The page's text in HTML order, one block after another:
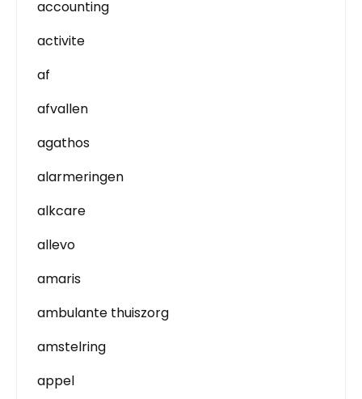
accounting
activite
af
afvallen
agathos
alarmeringen
alkcare
allevo
amaris
ambulante thuiszorg
amstelring
appel